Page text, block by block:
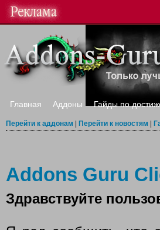
Главная Аддоны Гайды по
Перейти к аддонам Перейти к новостям
Addons Guru
Здравствуйте